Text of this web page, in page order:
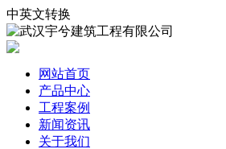
中英文转换
网站首页
产品中心
工程案例
新闻资讯
关于我们